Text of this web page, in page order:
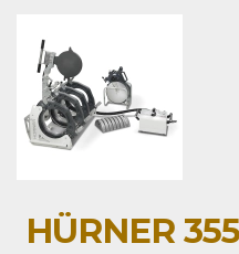
HÜRNER